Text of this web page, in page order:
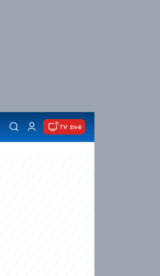
TV živě